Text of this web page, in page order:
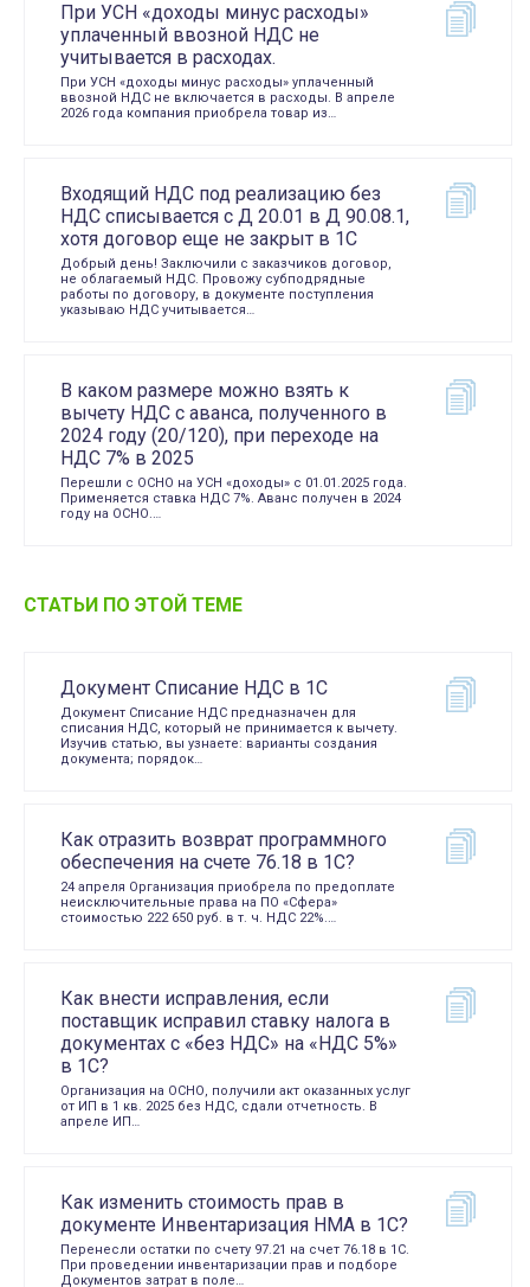
При УСН «доходы минус расходы»
уплаченный ввозной НДС не
учитывается в расходах.
При УСН «доходы минус расходы» уплаченный
ввозной НДС не включается в расходы. В апреле
2026 года компания приобрела товар из…
Входящий НДС под реализацию без
НДС списывается с Д 20.01 в Д 90.08.1,
хотя договор еще не закрыт в 1С
Добрый день! Заключили с заказчиков договор,
не облагаемый НДС. Провожу субподрядные
работы по договору, в документе поступления
указываю НДС учитывается…
В каком размере можно взять к
вычету НДС с аванса, полученного в
2024 году (20/120), при переходе на
НДС 7% в 2025
Перешли с ОСНО на УСН «доходы» с 01.01.2025 года.
Применяется ставка НДС 7%. Аванс получен в 2024
году на ОСНО.…
СТАТЬИ ПО ЭТОЙ ТЕМЕ
Документ Списание НДС в 1С
Документ Списание НДС предназначен для
списания НДС, который не принимается к вычету.
Изучив статью, вы узнаете: варианты создания
документа; порядок…
Как отразить возврат программного
обеспечения на счете 76.18 в 1С?
24 апреля Организация приобрела по предоплате
неисключительные права на ПО «Сфера»
стоимостью 222 650 руб. в т. ч. НДС 22%.…
Как внести исправления, если
поставщик исправил ставку налога в
документах с «без НДС» на «НДС 5%»
в 1С?
Организация на ОСНО, получили акт оказанных услуг
от ИП в 1 кв. 2025 без НДС, сдали отчетность. В
апреле ИП…
Как изменить стоимость прав в
документе Инвентаризация НМА в 1С?
Перенесли остатки по счету 97.21 на счет 76.18 в 1С.
При проведении инвентаризации прав и подборе
Документов затрат в поле…